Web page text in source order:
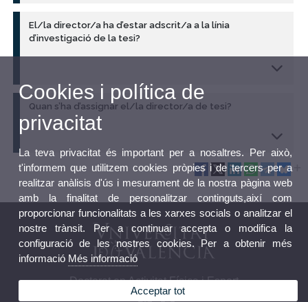
El/la director/a ha d’estar adscrit/a a la línia
d’investigació de la tesi?
Quan s’ha d’assignar el/la director/a de tesi?
Doctorat en Activitat Física i Esport
Cookies i política de
privacitat
La teva privacitat és important per a nosaltres. Per això,
t'informem que utilitzem cookies pròpies i de tercers per a
realitzar anàlisis d'ús i mesurament de la nostra pàgina web
amb la finalitat de personalitzar continguts,així com
proporcionar funcionalitats a les xarxes socials o analitzar el
nostre trànsit. Per a continuar accepta o modifica la
configuració de les nostres cookies. Per a obtenir més
informació Més informació
Acceptar tot